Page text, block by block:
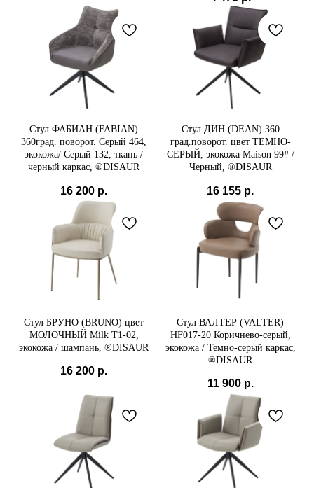
Стул ФАБИАН (FABIAN)
360град. поворот. Серый 464,
экокожа/ Серый 132, ткань /
черный каркас, ®DISAUR
16 200 р.
Стул ДИН (DEAN) 360
град.поворот. цвет ТЕМНО-
СЕРЫЙ, экокожа Maison 99# /
Черный, ®DISAUR
16 155 р.
Стул БРУНО (BRUNO) цвет
МОЛОЧНЫЙ Milk T1-02,
экокожа / шампань, ®DISAUR
16 200 р.
Стул ВАЛТЕР (VALTER)
HF017-20 Коричнево-серый,
экокожа / Темно-серый каркас,
®DISAUR
11 900 р.